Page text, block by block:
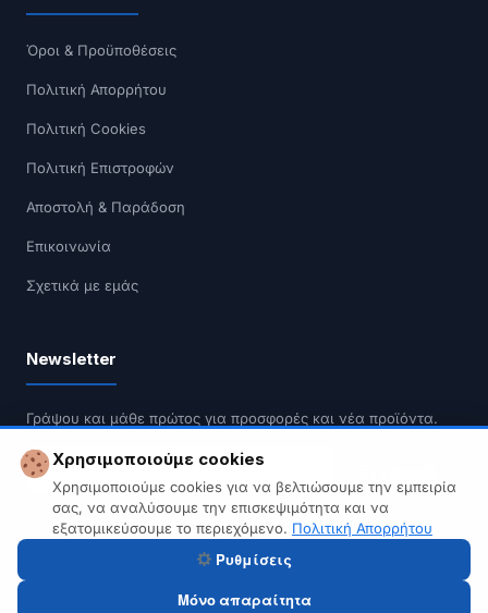
Όροι & Προϋποθέσεις
Πολιτική Απορρήτου
Πολιτική Cookies
Πολιτική Επιστροφών
Αποστολή & Παράδοση
Επικοινωνία
Σχετικά με εμάς
Newsletter
Γράψου και μάθε πρώτος για προσφορές και νέα προϊόντα.
Δεν κάνουμε spam. Διαγραφή οποιαδήποτε στιγμή.
Χρησιμοποιούμε cookies
Χρησιμοποιούμε cookies για να βελτιώσουμε την εμπειρία
σας, να αναλύσουμε την επισκεψιμότητα και να
εξατομικεύσουμε το περιεχόμενο. Πολιτική Απορρήτου
Ρυθμίσεις
Μόνο απαραίτητα